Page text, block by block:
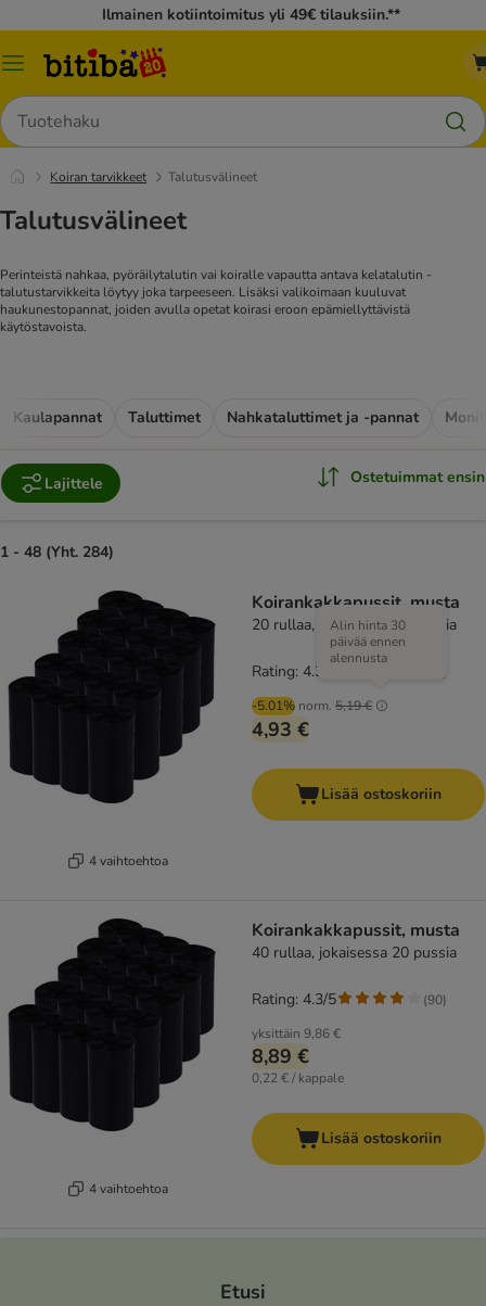
Ilmainen kotiintoimitus yli 49€ tilauksiin.**
Katalogivalikko
Hae
Koiran tarvikkeet Talutusvälineet
Talutusvälineet
Perinteistä nahkaa, pyöräilytalutin vai koiralle vapautta antava kelatalutin -
talutustarvikkeita löytyy joka tarpeeseen. Lisäksi valikoimaan kuuluvat
haukunestopannat, joiden avulla opetat koirasi eroon epämiellyttävistä
käytöstavoista.
Kaulapannat Taluttimet Nahkataluttimet ja -pannat
Lajittele Ostetuimmat ensin
1 - 48 (Yht. 284)
4 vaihtoehtoa
Koirankakkapussit, musta
20 rullaa, jokaisessa 20 pussia
-5.01% norm. 5,19 €
Alin hinta 30
päivää ennen
alennusta
4,93 €
Rating: 4.3/5
Lisää ostoskoriin
4 vaihtoehtoa
Koirankakkapussit, musta
40 rullaa, jokaisessa 20 pussia
yksittäin 9,86 €
8,89 €
0,22 € / kappale
Rating: 4.3/5 (90)
Lisää ostoskoriin
Etusi